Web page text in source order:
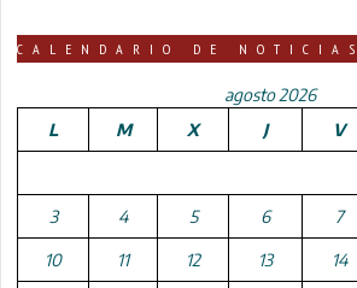
CALENDARIO DE NOTICIAS
agosto 2026
L
M X J V
3 4 5 6 7
10 11 12 13 14